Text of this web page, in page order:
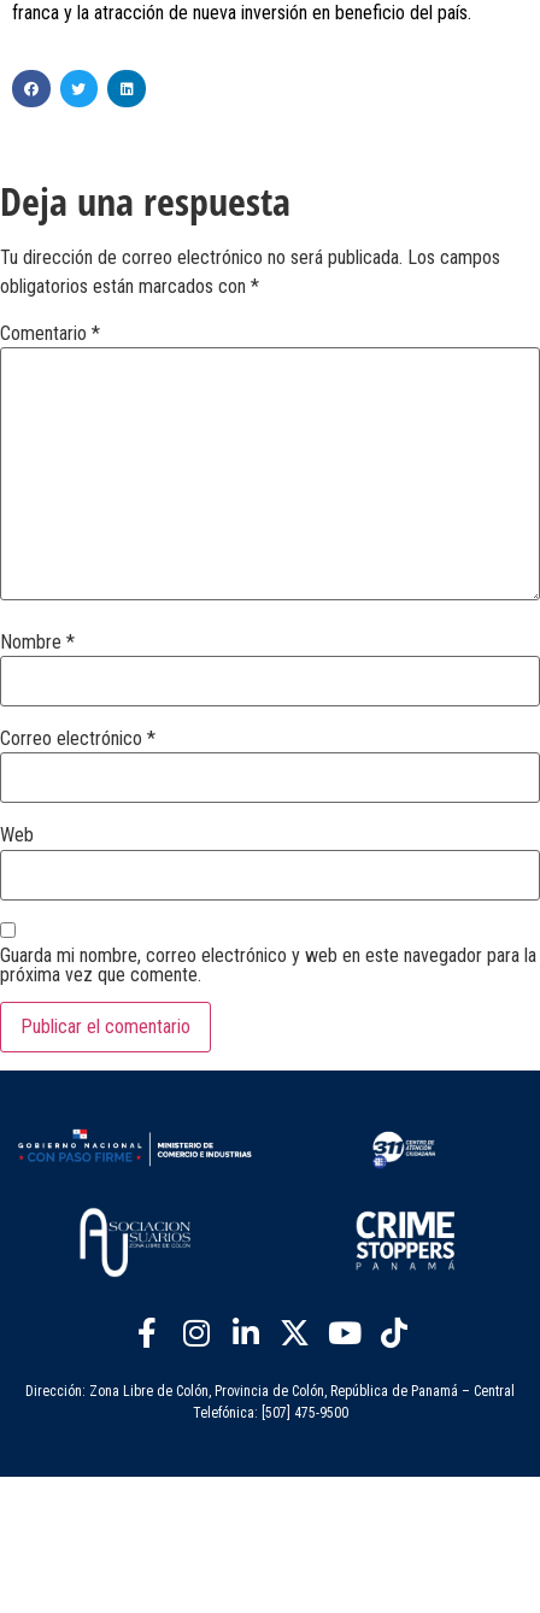
franca y la atracción de nueva inversión en beneficio del país.
Deja una respuesta
Tu dirección de correo electrónico no será publicada. Los campos
obligatorios están marcados con *
Comentario *
Nombre *
Correo electrónico *
Web
Guarda mi nombre, correo electrónico y web en este navegador para la
próxima vez que comente.
Dirección: Zona Libre de Colón, Provincia de Colón, República de Panamá – Central
Telefónica: [507] 475-9500